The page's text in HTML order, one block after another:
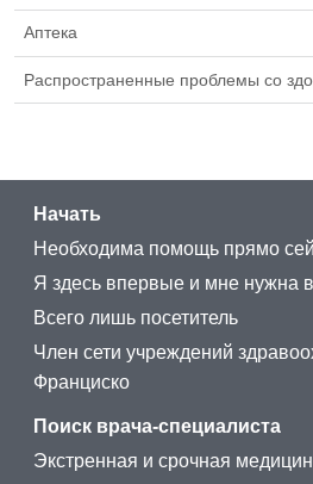
Аптека
Распространенные проблемы со
Начать
Необходима помощь прямо
Я здесь впервые и мне нужна
Всего лишь посетитель
Член сети учреждений
Франциско
Поиск врача-специалиста
Экстренная и срочная